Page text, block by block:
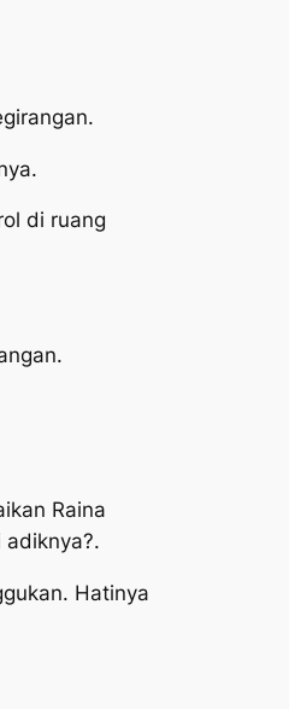
di ruang
Raina
adiknya?.
Hatinya